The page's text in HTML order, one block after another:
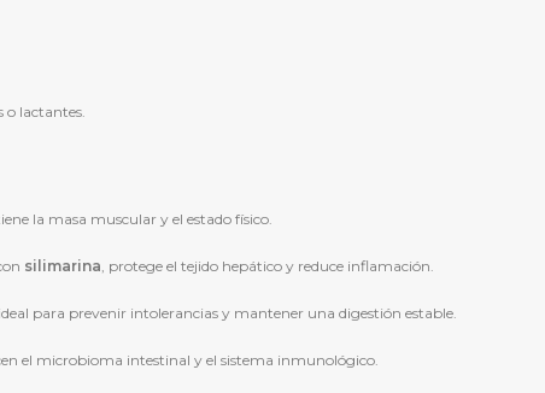
o lactantes.
la masa muscular y el estado físico.
silimarina, protege el tejido hepático y reduce inflamación.
ideal para prevenir intolerancias y mantener una digestión estable.
el microbioma intestinal y el sistema inmunológico.